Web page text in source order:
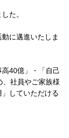
た。
に邁進いたしま
40億」・「自己
社員やご家族様
していただける